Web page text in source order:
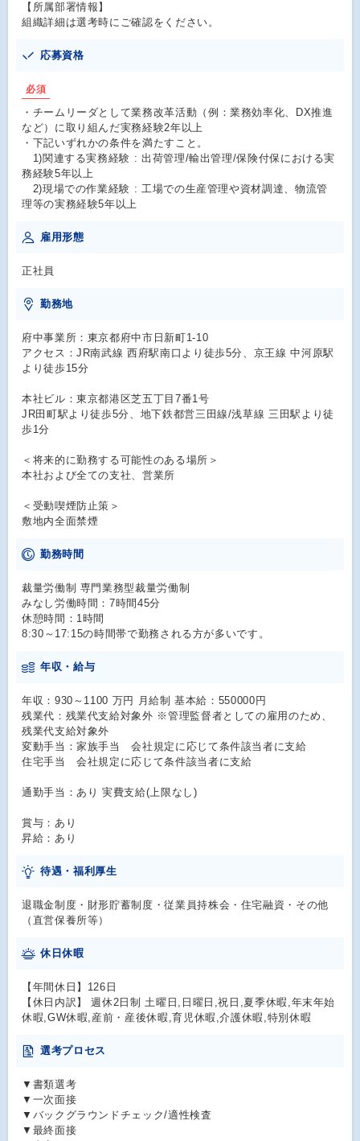
【所属部署情報】
組織詳細は選考時にご確認をください。
応募資格
必須
・チームリーダとして業務改革活動（例：業務効率化、DX推進
など）に取り組んだ実務経験2年以上
・下記いずれかの条件を満たすこと。
1)関連する実務経験 : 出荷管理/輸出管理/保険付保における実
務経験5年以上
2)現場での作業経験 : 工場での生産管理や資材調達、物流管
理等の実務経験5年以上
雇用形態
正社員
勤務地
府中事業所：東京都府中市日新町1-10
アクセス：JR南武線 西府駅南口より徒歩5分、京王線 中河原駅
より徒歩15分
本社ビル：東京都港区芝五丁目7番1号
JR田町駅より徒歩5分、地下鉄都営三田線/浅草線 三田駅より徒
歩1分
＜将来的に勤務する可能性のある場所＞
本社および全ての支社、営業所
＜受動喫煙防止策＞
敷地内全面禁煙
勤務時間
裁量労働制 専門業務型裁量労働制
みなし労働時間：7時間45分
休憩時間：1時間
8:30～17:15の時間帯で勤務される方が多いです。
年収・給与
年収：930～1100 万円 月給制 基本給：550000円
残業代：残業代支給対象外 ※管理監督者としての雇用のため、
残業代支給対象外
変動手当：家族手当 会社規定に応じて条件該当者に支給
住宅手当 会社規定に応じて条件該当者に支給
通勤手当：あり 実費支給(上限なし)
賞与：あり
昇給：あり
待遇・福利厚生
退職金制度・財形貯蓄制度・従業員持株会・住宅融資・その他
（直営保養所等）
休日休暇
【年間休日】126日
【休日内訳】 週休2日制 土曜日,日曜日,祝日,夏季休暇,年末年始
休暇,GW休暇,産前・産後休暇,育児休暇,介護休暇,特別休暇
選考プロセス
▼書類選考
▼一次面接
▼バックグラウンドチェック/適性検査
▼最終面接